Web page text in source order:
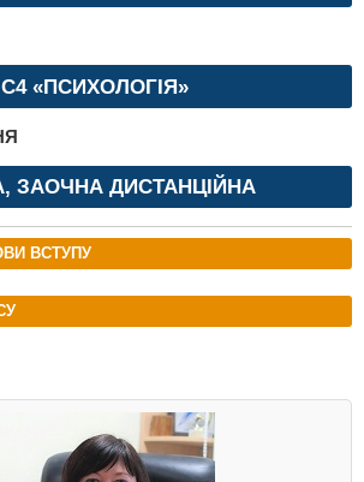
C4 «ПСИХОЛОГІЯ»
ЗАОЧНА ДИСТАНЦІЙНА
ВСТУПУ